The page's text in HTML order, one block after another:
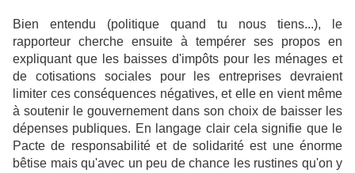
Bien entendu (politique quand tu nous tiens...), le
rapporteur cherche ensuite à tempérer ses propos en
expliquant que les baisses d'impôts pour les ménages et
de cotisations sociales pour les entreprises devraient
limiter ces conséquences négatives, et elle en vient même
à soutenir le gouvernement dans son choix de baisser les
dépenses publiques. En langage clair cela signifie que le
Pacte de responsabilité et de solidarité est une énorme
bêtise mais qu'avec un peu de chance les rustines qu'on y